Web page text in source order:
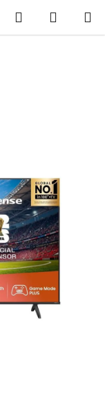
Hledat
KOŠÍK